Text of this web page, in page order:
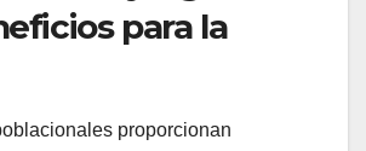
para la
proporcionan